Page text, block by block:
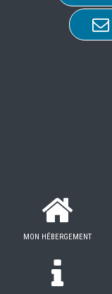
MON HÉBERGEMENT